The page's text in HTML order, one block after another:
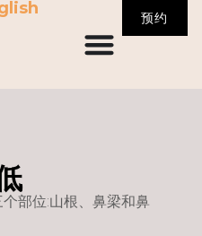
预约
部位:山根、鼻梁和鼻